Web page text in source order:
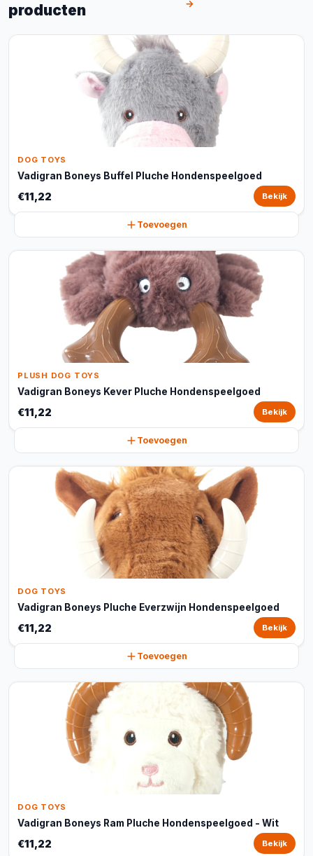
producten →
DOG TOYS
Vadigran Boneys Buffel Pluche Hondenspeelgoed
€11,22 Bekijk
Toevoegen
PLUSH DOG TOYS
Vadigran Boneys Kever Pluche Hondenspeelgoed
€11,22 Bekijk
Toevoegen
DOG TOYS
Vadigran Boneys Pluche Everzwijn Hondenspeelgoed
€11,22 Bekijk
Toevoegen
DOG TOYS
Vadigran Boneys Ram Pluche Hondenspeelgoed - Wit
€11,22 Bekijk